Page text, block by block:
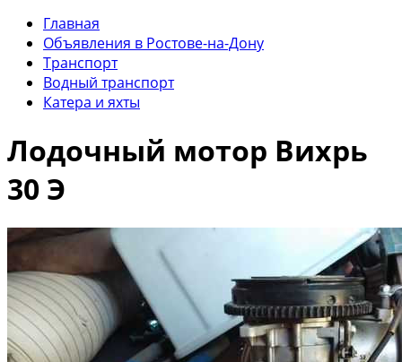
Главная
Объявления в Ростове-на-Дону
Транспорт
Водный транспорт
Катера и яхты
Лодочный мотор Вихрь
30 Э